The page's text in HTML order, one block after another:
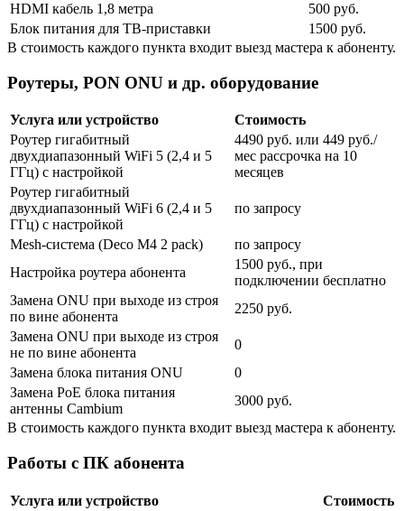
HDMI кабель 1,8 метра
500 руб.
Блок питания для ТВ-приставки
1500 руб.
В стоимость каждого пункта входит выезд мастера к абоненту.
Роутеры, PON ONU и др. оборудование
Услуга или устройство
Стоимость
Роутер гигабитный
двухдиапазонный WiFi 5 (2,4 и 5
ГГц) с настройкой
4490 руб. или 449 руб./
мес рассрочка на 10
месяцев
Роутер гигабитный
двухдиапазонный WiFi 6 (2,4 и 5
ГГц) с настройкой
по запросу
Mesh-система (Deco M4 2 pack)
по запросу
Настройка роутера абонента
1500 руб., при
подключении бесплатно
Замена ONU при выходе из строя
по вине абонента
2250 руб.
Замена ONU при выходе из строя
не по вине абонента
0
Замена блока питания ONU
0
Замена PoE блока питания
антенны Cambium
3000 руб.
В стоимость каждого пункта входит выезд мастера к абоненту.
Работы с ПК абонента
Услуга или устройство
Стоимость